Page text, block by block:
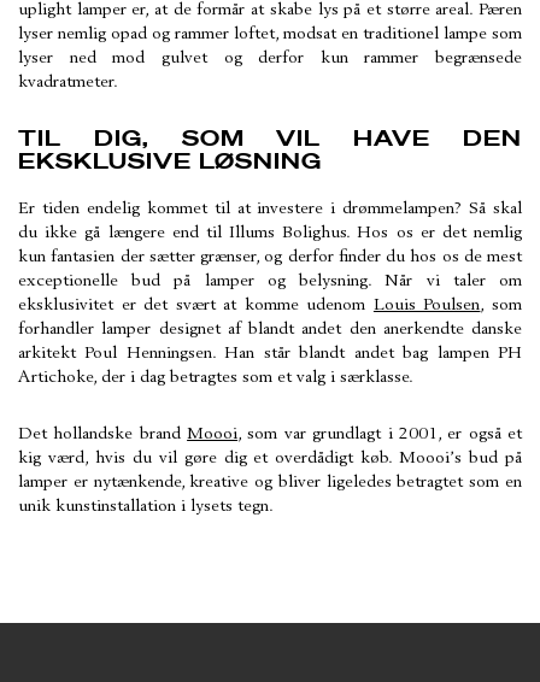
uplight lamper er, at de formår at skabe lys på et større areal. Pæren
lyser nemlig opad og rammer loftet, modsat en traditionel lampe som
lyser ned mod gulvet og derfor kun rammer begrænsede
kvadratmeter.
TIL DIG, SOM VIL HAVE DEN
EKSKLUSIVE LØSNING
Er tiden endelig kommet til at investere i drømmelampen? Så skal
du ikke gå længere end til Illums Bolighus. Hos os er det nemlig
kun fantasien der sætter grænser, og derfor finder du hos os de mest
exceptionelle bud på lamper og belysning. Når vi taler om
eksklusivitet er det svært at komme udenom Louis Poulsen, som
forhandler lamper designet af blandt andet den anerkendte danske
arkitekt Poul Henningsen. Han står blandt andet bag lampen PH
Artichoke, der i dag betragtes som et valg i særklasse.
Det hollandske brandMoooi, som var grundlagt i 2001, er også et
kig værd, hvis du vil gøre dig et overdådigt køb. Moooi’s bud på
lamper er nytænkende, kreative og bliver ligeledes betragtet som en
unik kunstinstallation i lysets tegn.